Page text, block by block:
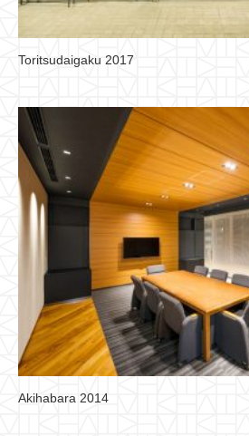
Toritsudaigaku 2017
Akihabara 2014